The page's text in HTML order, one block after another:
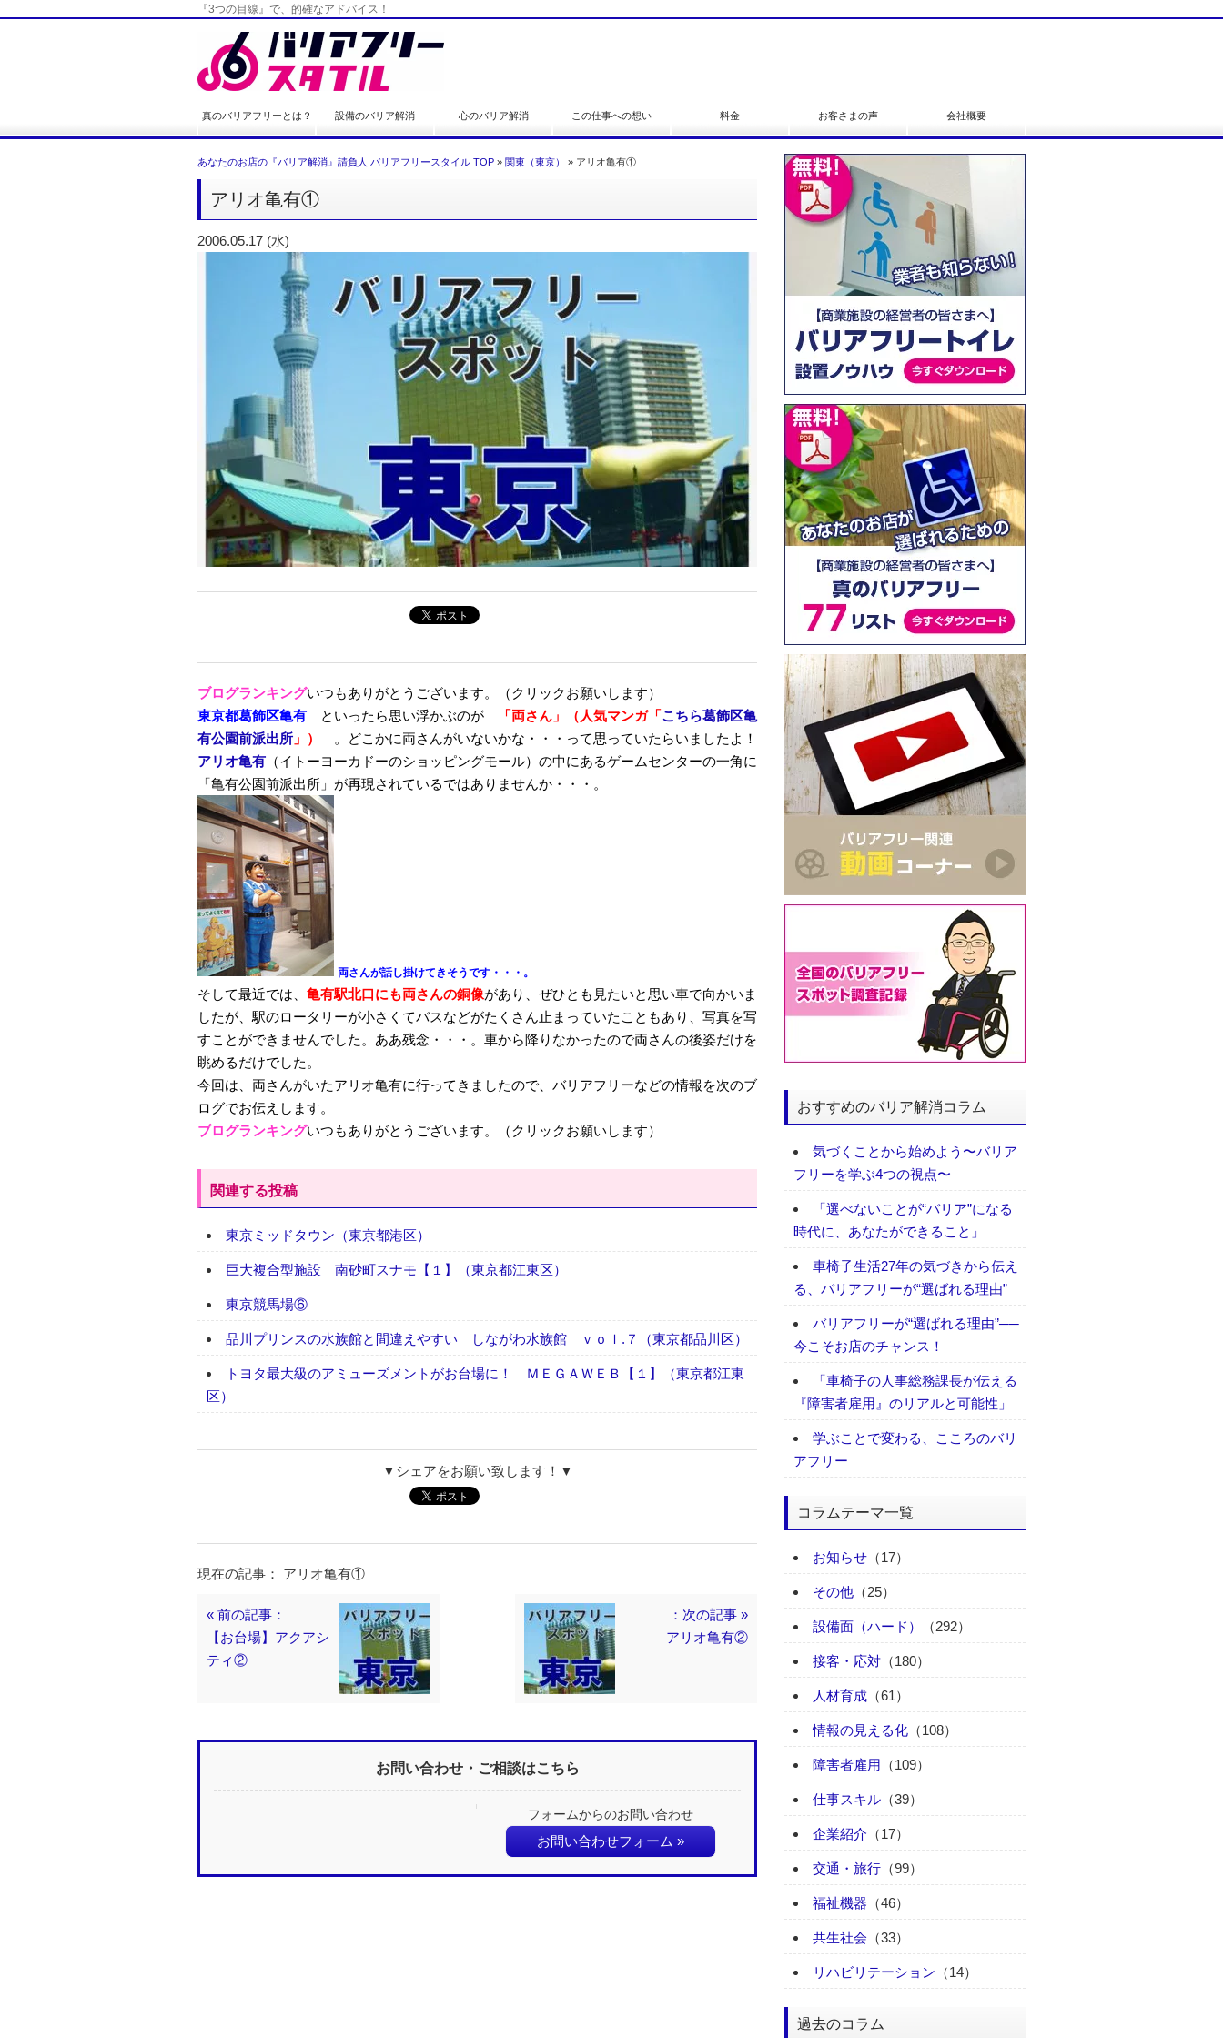
『3つの目線』で、的確なアドバイス！
真のバリアフリーとは？ 設備のバリア解消 心のバリア解消 この仕事への想い 料金 お客さまの声 会社概要
あなたのお店の『バリア解消』請負人 バリアフリースタイル TOP » 関東（東京） » アリオ亀有①
アリオ亀有①
2006.05.17 (水)
ブログランキングいつもありがとうございます。（クリックお願いします）
東京都葛飾区亀有
といったら思い浮かぶのが 「両さん」（人気マンガ「こちら葛飾区亀
有公園前派出所 」）
。どこかに両さんがいないかな・・・って思っていたらいましたよ！
アリオ亀有 （イトーヨーカドーのショッピングモール）の中にあるゲームセンターの一角に
「亀有公園前派出所」が再現されているではありませんか・・・。
両さんが話し掛けてきそうです・・・。
そして最近では、 亀有駅北口にも両さんの銅像があり、ぜひとも見たいと思い車で向かいま
したが、駅のロータリーが小さくてバスなどがたくさん止まっていたこともあり、写真を写
すことができませんでした。ああ残念・・・。車から降りなかったので両さんの後姿だけを
眺めるだけでした。
今回は、両さんがいたアリオ亀有に行ってきましたので、バリアフリーなどの情報を次のブ
ログでお伝えします。
ブログランキングいつもありがとうございます。（クリックお願いします）
関連する投稿
東京ミッドタウン（東京都港区）
巨大複合型施設 南砂町スナモ【１】（東京都江東区）
東京競馬場⑥
品川プリンスの水族館と間違えやすい しながわ水族館 ｖｏｌ.７（東京都品川区）
トヨタ最大級のアミューズメントがお台場に！ ＭＥＧＡＷＥＢ【１】（東京都江東
区）
▼シェアをお願い致します！▼
現在の記事： アリオ亀有①
« 前の記事：
【お台場】アクアシ
ティ②
：次の記事 »
アリオ亀有②
お問い合わせ・ご相談はこちら
フォームからのお問い合わせ
お問い合わせフォーム »
おすすめのバリア解消コラム
気づくことから始めよう〜バリア
フリーを学ぶ4つの視点〜
「選べないことが“バリア”になる
時代に、あなたができること」
車椅子生活27年の気づきから伝え
る、バリアフリーが“選ばれる理由”
バリアフリーが“選ばれる理由”──
今こそお店のチャンス！
「車椅子の人事総務課長が伝える
『障害者雇用』のリアルと可能性」
学ぶことで変わる、こころのバリ
アフリー
コラムテーマ一覧
お知らせ （17）
その他 （25）
設備面（ハード） （292）
接客・応対 （180）
人材育成 （61）
情報の見える化 （108）
障害者雇用 （109）
仕事スキル （39）
企業紹介 （17）
交通・旅行 （99）
福祉機器 （46）
共生社会 （33）
リハビリテーション （14）
過去のコラム